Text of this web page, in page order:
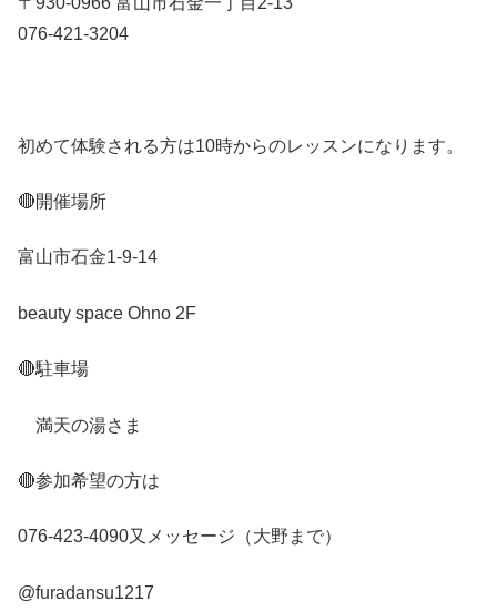
076-421-3204
初めて体験される方は10時からのレッスンになります。
🔴開催場所
富山市石金1-9-14
beauty space Ohno 2F
🔴駐車場
満天の湯さま
🔴参加希望の方は
076-423-4090又メッセージ（大野まで）
@furadansu1217